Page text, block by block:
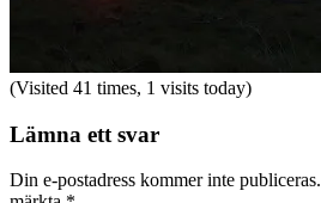
(Visited 41 times, 1 visits today)
Lämna ett svar
Din e-postadress kommer inte publiceras.